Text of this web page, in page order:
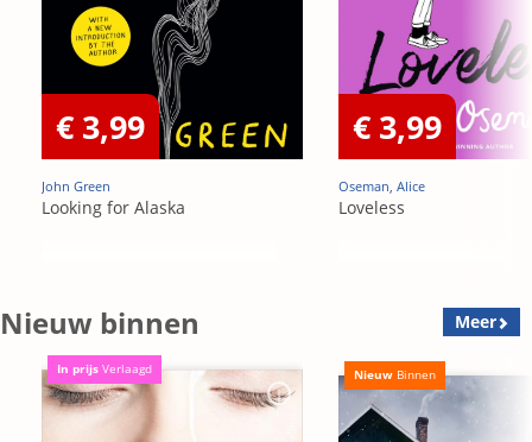
€ 3,99
John Green
Looking for Alaska
€ 3,99
Oseman, Alice
Loveless
Nieuw binnen Meer
In prijs Verlaagd Nieuw Binnen